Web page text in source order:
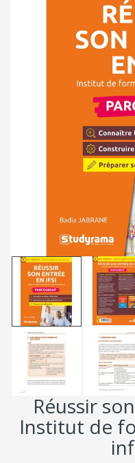
Réussir
Institut de